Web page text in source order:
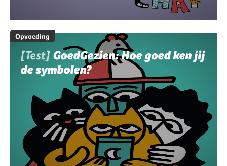
Opvoeding
[Test] GoedGezien: Hoe goed ken jij
de symbolen?